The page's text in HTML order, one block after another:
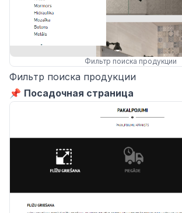
Фильтр поиска продукции
Фильтр поиска продукции
📌 Посадочная страница